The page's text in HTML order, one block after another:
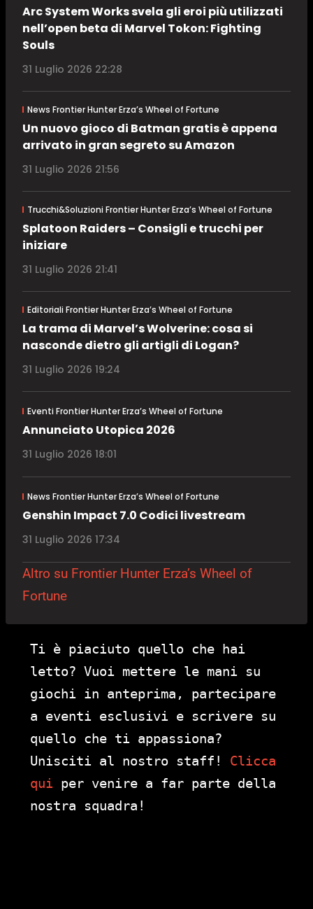
Arc System Works svela gli eroi più utilizzati
nell’open beta di Marvel Tokon: Fighting
Souls
31 Luglio 2026 22:28
News Frontier Hunter Erza’s Wheel of Fortune
Un nuovo gioco di Batman gratis è appena
arrivato in gran segreto su Amazon
31 Luglio 2026 21:56
Trucchi&Soluzioni Frontier Hunter Erza’s Wheel of Fortune
Splatoon Raiders – Consigli e trucchi per
iniziare
31 Luglio 2026 21:41
Editoriali Frontier Hunter Erza’s Wheel of Fortune
La trama di Marvel’s Wolverine: cosa si
nasconde dietro gli artigli di Logan?
31 Luglio 2026 19:24
Eventi Frontier Hunter Erza’s Wheel of Fortune
Annunciato Utopica 2026
31 Luglio 2026 18:01
News Frontier Hunter Erza’s Wheel of Fortune
Genshin Impact 7.0 Codici livestream
31 Luglio 2026 17:34
Altro su Frontier Hunter Erza’s Wheel of
Fortune
Ti è piaciuto quello che hai
letto? Vuoi mettere le mani su
giochi in anteprima, partecipare
a eventi esclusivi e scrivere su
quello che ti appassiona?
Unisciti al nostro staff! Clicca
qui per venire a far parte della
nostra squadra!